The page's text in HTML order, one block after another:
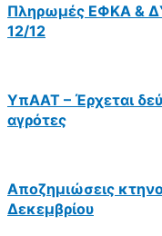
Πληρωμές ΕΦΚΑ &
12/12
ΥπΑΑΤ – Έρχεται
αγρότες
Αποζημιώσεις
Δεκεμβρίου